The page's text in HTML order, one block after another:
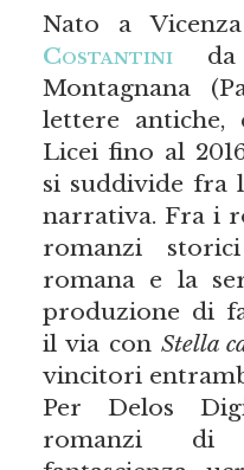
Nato a
Costantinida
Montagnana
lettere antiche,
Licei fino al
si suddivide fra
narrativa. Fra i
romanzi
romana e la
produzione di
il via con Stella
vincitori
Per Delos
romanzi di